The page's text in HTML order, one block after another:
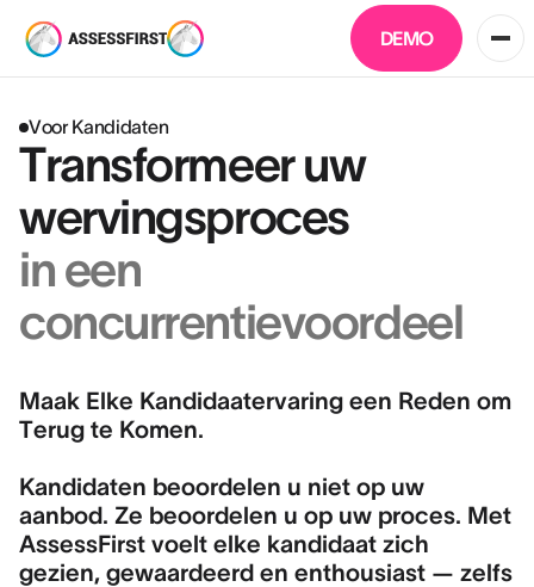
DEMO
Voor Kandidaten
Transformeer uw
wervingsproces
in een
concurrentievoordeel
Maak Elke Kandidaatervaring een Reden om
Terug te Komen.
Kandidaten beoordelen u niet op uw
aanbod. Ze beoordelen u op uw proces. Met
AssessFirst voelt elke kandidaat zich
gezien, gewaardeerd en enthousiast — zelfs